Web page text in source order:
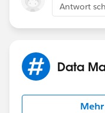
Antwort
Data